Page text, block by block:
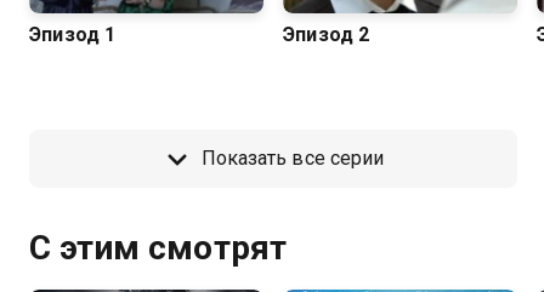
Эпизод 1 Эпизод 2
Показать все серии
С этим смотрят